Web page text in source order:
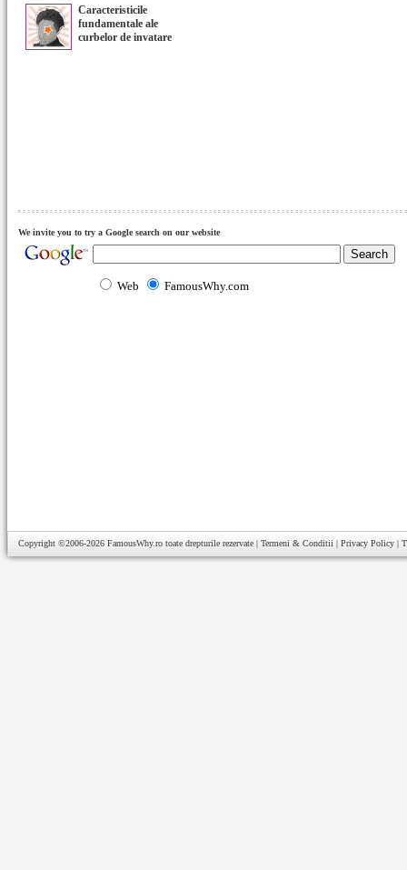
Caracteristicile
fundamentale ale
curbelor de invatare
We invite you to try a Google search on our website
Web FamousWhy.com
Copyright ©2006-2026 FamousWhy.ro toate drepturile rezervate | Termeni & Conditii | Privacy Policy |